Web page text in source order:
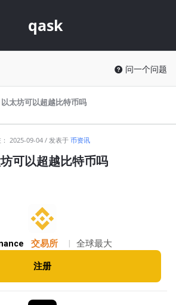
qask
问一个问题
以太坊可以超越比特币吗
2025-09-04 发表于 币资讯
可以超越比特币吗
交易所 全球最大
注册